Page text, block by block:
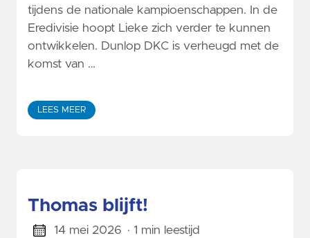
tijdens de nationale kampioenschappen. In de
Eredivisie hoopt Lieke zich verder te kunnen
ontwikkelen. Dunlop DKC is verheugd met de
komst van …
LEES MEER
Thomas blijft!
14 mei 2026 · 1 min leestijd